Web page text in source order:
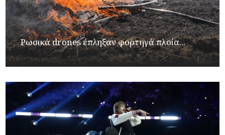
Ρωσικά drones έπληξαν φορτηγά πλοία...